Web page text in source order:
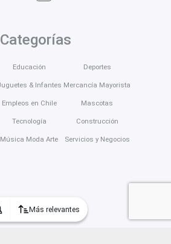
Más relevantes
Categorías
Educación
& Infantes
Empleos en Chile
Tecnología
Música Moda Arte
Deportes
Mercancía Mayorista
Mascotas
Construcción
Servicios y Negocios